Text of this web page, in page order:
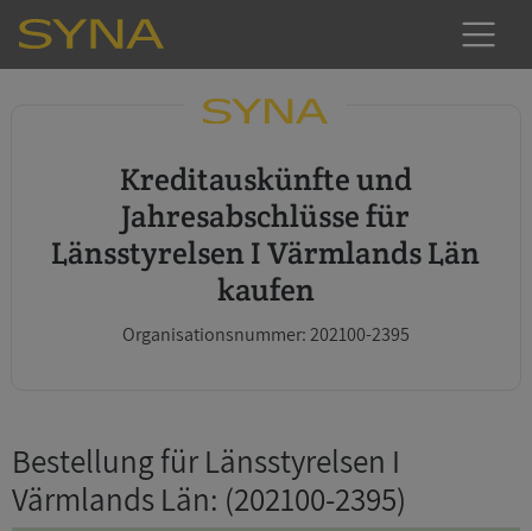
Kreditauskünfte und
Jahresabschlüsse für
Länsstyrelsen I Värmlands Län
kaufen
Organisationsnummer: 202100-2395
Bestellung für Länsstyrelsen I
Värmlands Län: (202100-2395)